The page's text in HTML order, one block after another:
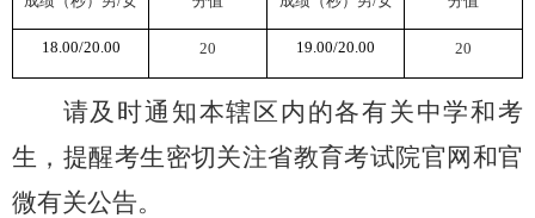
18 00/20 00 20 1 9 00/20 00 20
请及时通知本辖区内的各有关中学和考
生，提醒考生密切关注省教育考试院官网和官
微有关公告。